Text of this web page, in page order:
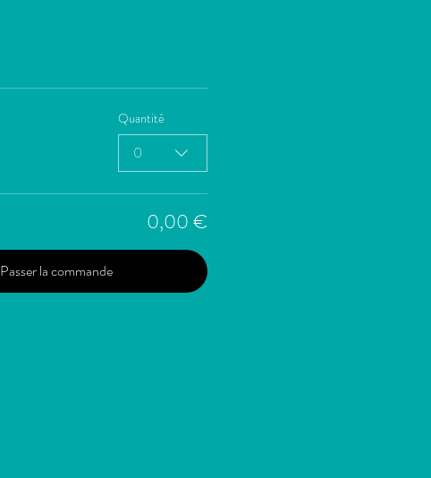
Quantité
0
0,00 €
Passer la commande